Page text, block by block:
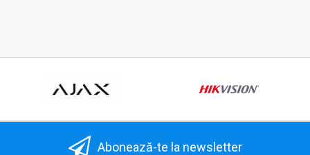
Abonează-te la newsletter